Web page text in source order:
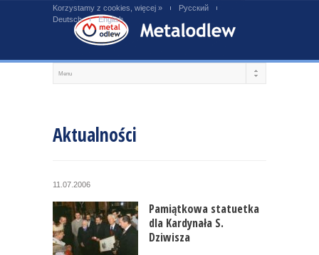
Korzystamy z cookies, więcej »
Русский
Deutsch
English
Aktualności
11.07.2006
Pamiątkowa statuetka
dla Kardynała S.
Dziwisza